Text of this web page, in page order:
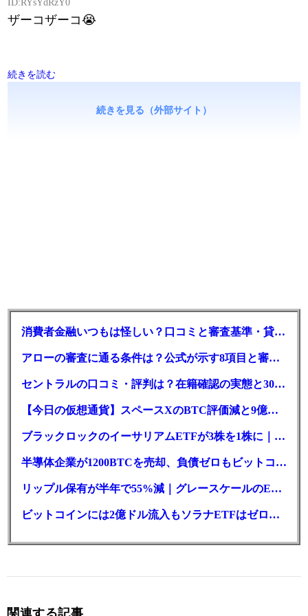
ID:RYsYdRzY0
ザーコザーコ😭
続きを読む
続きを見る（外部サイト）
消費者金融いつもは怪しい？口コミと審査基準・貸付条件を調査
アローの審査に通る条件は？公式が示す8項目と審査時間
セントラルの口コミ・評判は？在籍確認の実態と30日金利0円の落とし穴
【今日の仮想通貨】スペースXのBTC評価減と9億株の解禁。208億円相当のBTCが盗難
ブラックロックのイーサリアムETFが3株を1株に｜年初来37%安
半導体企業が1200BTCを売却、負債ゼロもビットコイン戦略は後退
リップル保有が半年で55%減｜グレースケールのETF、純資産1.6億ドル減
ビットコインには2億ドル流入もソラナETFはゼロ｜5営業日連続で停止
関連する記事